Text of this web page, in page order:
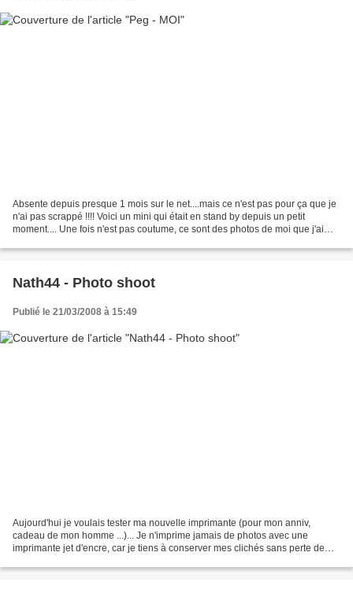
Absente depuis presque 1 mois sur le net....mais ce n'est pas pour ça que je
n'ai pas scrappé !!!! Voici un mini qui était en stand by depuis un petit
moment.... Une fois n'est pas coutume, ce sont des photos de moi que j'ai
Nath44 - Photo shoot
Publié le 21/03/2008 à 15:49
Aujourd'hui je voulais tester ma nouvelle imprimante (pour mon anniv,
cadeau de mon homme ...)... Je n'imprime jamais de photos avec une
imprimante jet d'encre, car je tiens à conserver mes clichés sans perte de